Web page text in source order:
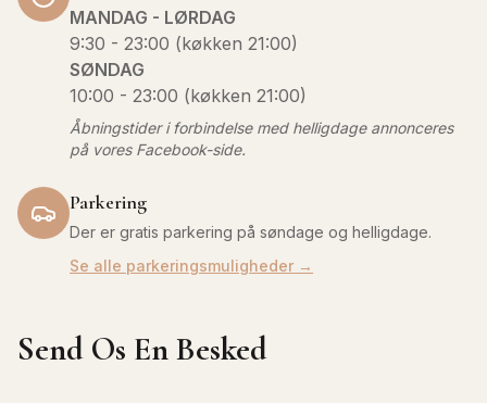
MANDAG - LØRDAG
9:30 - 23:00 (køkken 21:00)
SØNDAG
10:00 - 23:00 (køkken 21:00)
Åbningstider i forbindelse med helligdage annonceres
på vores Facebook-side.
Parkering
Der er gratis parkering på søndage og helligdage.
Se alle parkeringsmuligheder →
Send Os En Besked